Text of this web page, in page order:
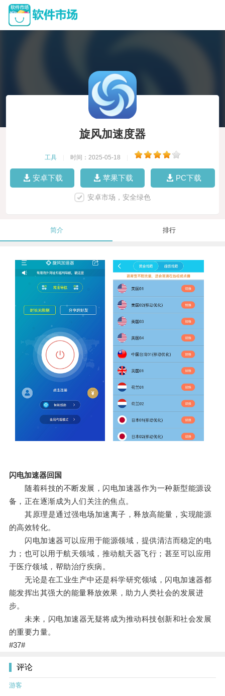
旋风加速度器
工具 时间：2025-05-18
安卓下载 苹果下载 PC下载
安卓市场，安全绿色
简介 排行
闪电加速器回国
随着科技的不断发展，闪电加速器作为一种新型能源设
备，正在逐渐成为人们关注的焦点。
其原理是通过强电场加速离子，释放高能量，实现能源
的高效转化。
闪电加速器可以应用于能源领域，提供清洁而稳定的电
力；也可以用于航天领域，推动航天器飞行；甚至可以应用
于医疗领域，帮助治疗疾病。
无论是在工业生产中还是科学研究领域，闪电加速器都
能发挥出其强大的能量释放效果，助力人类社会的发展进
步。
未来，闪电加速器无疑将成为推动科技创新和社会发展
的重要力量。
#37#
评论
游客